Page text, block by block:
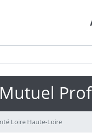
Loire Haute-Loire